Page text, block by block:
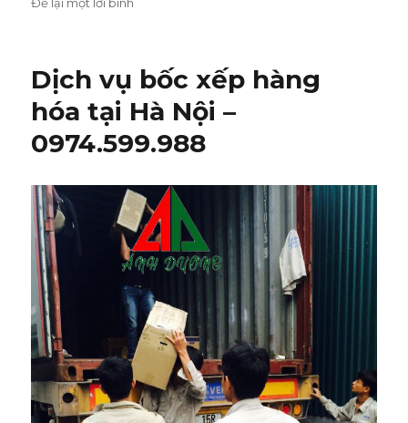
xếp
hàng
hóa
theo
xe
0974.599.988
Dịch vụ bốc xếp hàng
hóa tại Hà Nội –
0974.599.988